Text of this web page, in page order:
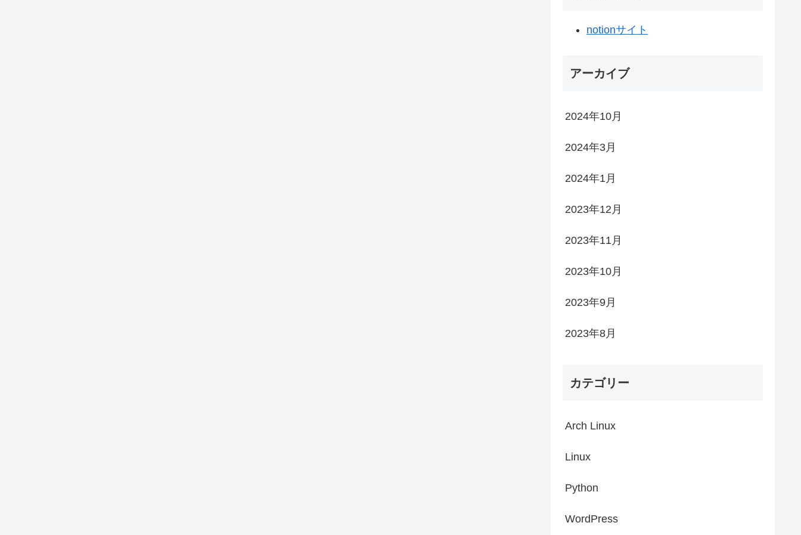
notionサイト
アーカイブ
2024年10月
2024年3月
2024年1月
2023年12月
2023年11月
2023年10月
2023年9月
2023年8月
カテゴリー
Arch Linux
Linux
Python
WordPress